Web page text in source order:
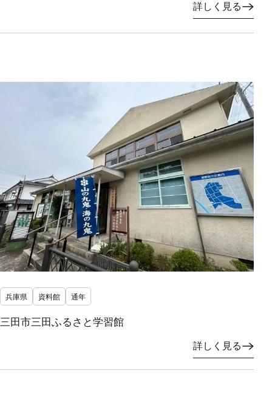
詳しく見る
兵庫県 資料館 通年
三田市三田ふるさと学習館
詳しく見る